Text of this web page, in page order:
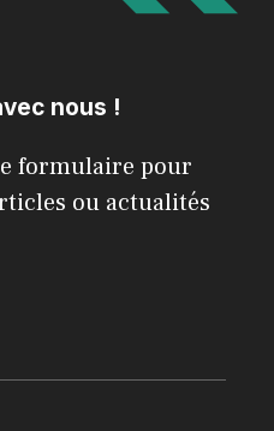
nous !
formulaire pour
ou actualités